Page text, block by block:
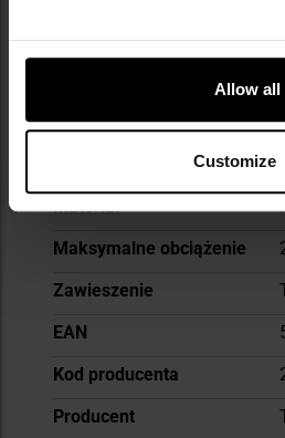
Allow all
Customize
informacji
Waga
Wymiary rozłożonego
Pokrowiec transportowy
Materiał
Maksymalne obciążenie
Zawieszenie
EAN
Kod producenta
Producent